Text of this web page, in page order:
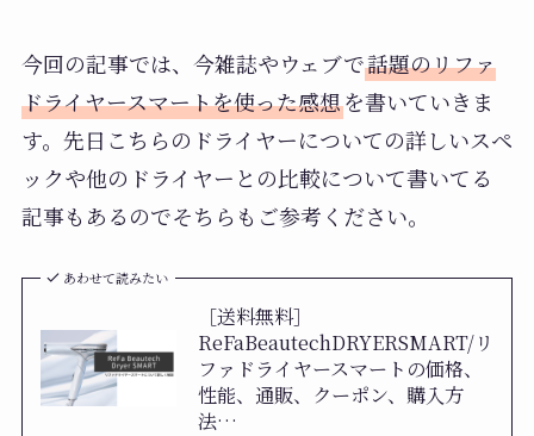
今回の記事では、今雑誌やウェブで話題のリファ
ドライヤースマートを使った感想を書いていきま
す。先日こちらのドライヤーについての詳しいスペ
ックや他のドライヤーとの比較について書いてる
記事もあるのでそちらもご参考ください。
あわせて読みたい
［送料無料］
ReFaBeautechDRYERSMART/リ
ファドライヤースマートの価格、
性能、通販、クーポン、購入方
法…